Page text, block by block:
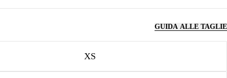
GUIDA ALLE TAGLIE
XS